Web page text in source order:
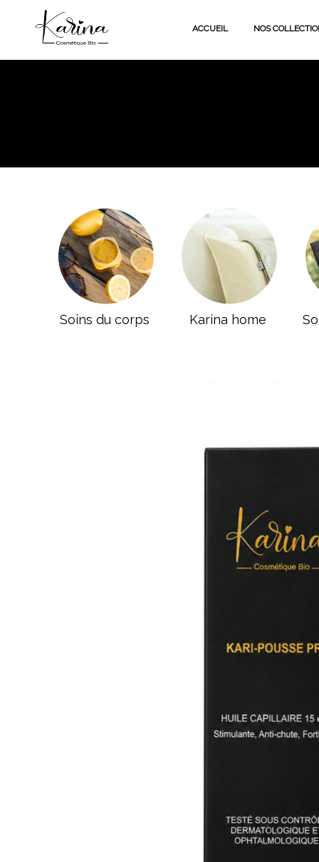
ACCUEIL NOS
Soins du corps Karina home